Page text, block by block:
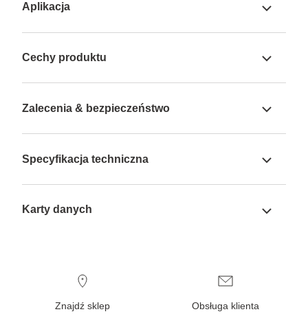
Aplikacja
Cechy produktu
Zalecenia & bezpieczeństwo
Specyfikacja techniczna
Karty danych
Znajdź sklep Obsługa klienta